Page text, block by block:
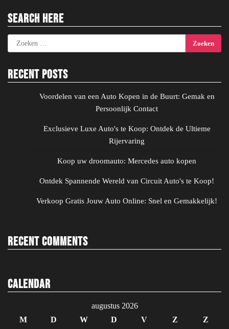
Search Here
Zoeken
naar:
Recent Posts
Voordelen van een Auto Kopen in de Buurt: Gemak en
Persoonlijk Contact
Exclusieve Luxe Auto's te Koop: Ontdek de Ultieme
Rijervaring
Koop uw droomauto: Mercedes auto kopen
Ontdek Spannende Wereld van Circuit Auto's te Koop!
Verkoop Gratis Jouw Auto Online: Snel en Gemakkelijk!
Recent Comments
Calendar
augustus 2026
M
D W D V Z
Z